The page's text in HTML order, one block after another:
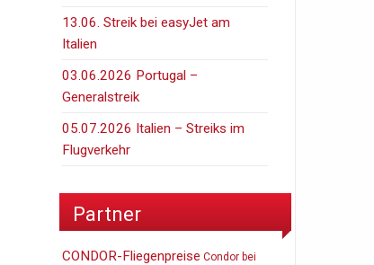
13.06. Streik bei easyJet am
Italien
03.06.2026 Portugal –
Generalstreik
05.07.2026 Italien – Streiks im
Flugverkehr
Partner
CONDOR-Fliegenpreise Condor bei